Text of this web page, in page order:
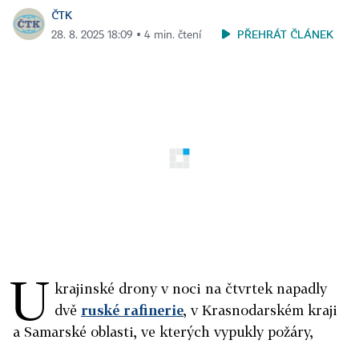
ČTK
28. 8. 2025 18:09 ▪ 4 min. čtení PŘEHRÁT ČLÁNEK
U krajinské drony v noci na čtvrtek napadly
dvě ruské rafinerie, v Krasnodarském kraji
a Samarské oblasti, ve kterých vypukly požáry,